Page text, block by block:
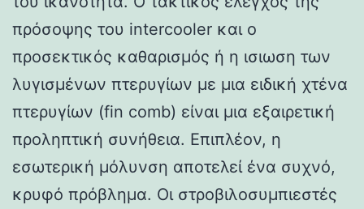
πρόσοψης του intercooler και ο
προσεκτικός καθαρισμός ή η ισιωση των
λυγισμένων πτερυγίων με μια ειδική χτένα
πτερυγίων (fin comb) είναι μια εξαιρετική
προληπτική συνήθεια. Επιπλέον, η
εσωτερική μόλυνση αποτελεί ένα συχνό,
κρυφό πρόβλημα. Οι στροβιλοσυμπιεστές